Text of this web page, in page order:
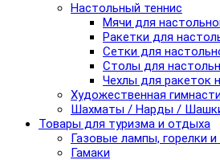
Настольный теннис
Мячи для
Ракетки для
Сетки для
Столы для
Чехлы для ракеток
Художественная
Шахматы / Нарды /
Товары для туризма и отдыха
Газовые лампы, горелки
Гамаки